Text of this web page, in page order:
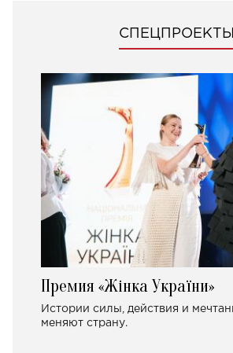
СПЕЦПРОЕКТЫ
Премия «Жінка України»
Истории силы, действия и
меняют страну.